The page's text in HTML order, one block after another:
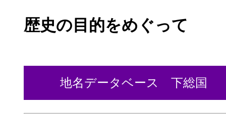
歴史の目的をめぐって
地名データベース 下総国